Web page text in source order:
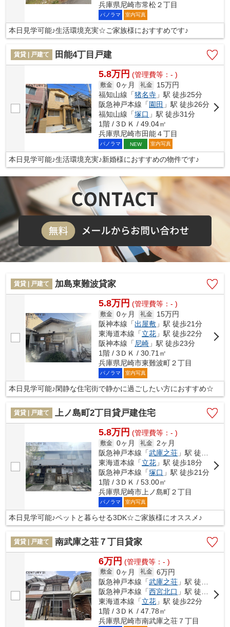
兵庫県尼崎市常松２丁目
パノラマ 室内写真
本日見学可能♪生活環境充実☆ご家族様におすすめです♪
賃貸 | 戸建て 田能4丁目戸建
5.8万円 (管理費等：- )
敷金 0ヶ月 礼金
15万円
福知山線「猪名寺 」駅 徒歩25分
阪急神戸本線「園田 」駅 徒歩26分
福知山線「塚口 」駅 徒歩31分
1階 / 3ＤＫ / 49.04㎡
兵庫県尼崎市田能４丁目
パノラマ NEW 室内写真
本日見学可能♪生活環境充実♪新婚様におすすめの物件です♪
賃貸 | 戸建て 加島東難波貸家
5.8万円 (管理費等：- )
敷金 0ヶ月 礼金
15万円
阪神本線「出屋敷 」駅 徒歩21分
東海道本線「立花 」駅 徒歩22分
阪神本線「 尼崎 」駅 徒歩23分
1階 / 3ＤＫ / 30.71㎡
兵庫県尼崎市東難波町２丁目
パノラマ 室内写真
本日見学可能♪閑静な住宅街で静かに過ごしたい方におすすめ☆
賃貸 | 戸建て 上ノ島町2丁目貸戸建住宅
5.8万円 (管理費等：- )
敷金 0ヶ月 礼金
2ヶ月
阪急神戸本線「武庫之荘 」駅 徒歩15分
東海道本線「立花 」駅 徒歩18分
阪急神戸本線「塚口 」駅 徒歩21分
1階 / 3ＤＫ / 53.00㎡
兵庫県尼崎市上ノ島町２丁目
パノラマ 室内写真
本日見学可能♪ペットと暮らせる3DK☆ご家族様にオススメ♪
賃貸 | 戸建て 南武庫之荘７丁目貸家
6万円 (管理費等：- )
敷金 0ヶ月 礼金 6万円
阪急神戸本線「武庫之荘 」駅 徒歩19分
阪急神戸本線「西宮北口 」駅 徒歩40分
東海道本線「立花 」駅 徒歩22分
1階 / 3ＤＫ / 47.78㎡
兵庫県尼崎市南武庫之荘７丁目